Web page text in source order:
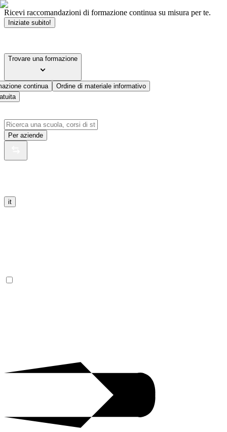
Ricevi raccomandazioni di formazione continua su misura per te.
Iniziate subito!
Trovare una formazione
continua
Ordine di materiale informativo
Per aziende
it